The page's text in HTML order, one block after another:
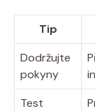
Tip
Dodržujte
pokyny
Test